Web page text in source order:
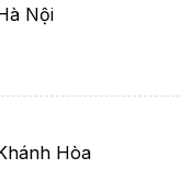
Nội
Hòa